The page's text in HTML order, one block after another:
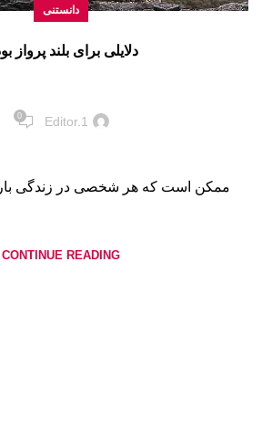
دانستنی
دلایلی برای بلند پرواز
Editor.1
0
ممکن است که هر شخصی در زندگی
CONTINUE READING